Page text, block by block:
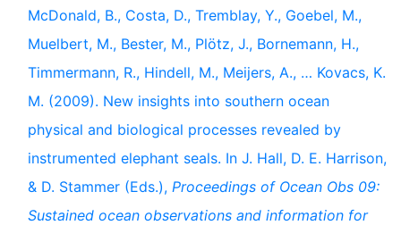
McDonald, B., Costa, D., Tremblay, Y., Goebel, M.,
Muelbert, M., Bester, M., Plötz, J., Bornemann, H.,
Timmermann, R., Hindell, M., Meijers, A., … Kovacs, K.
M. (2009). New insights into southern ocean
physical and biological processes revealed by
instrumented elephant seals. In J. Hall, D. E. Harrison,
& D. Stammer (Eds.), Proceedings of Ocean Obs 09:
Sustained ocean observations and information for